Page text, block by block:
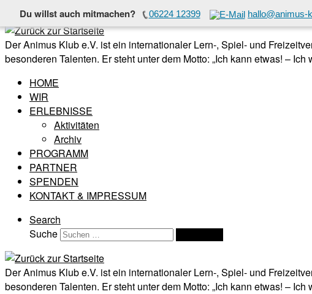
Du willst auch mitmachen? 06224 12399 hallo@animus-
Zum Inhalt springen
Der Animus Klub e.V. ist ein internationaler Lern-, Spiel- und
besonderen Talenten. Er steht unter dem Motto: „Ich kann etwas! –
HOME
WIR
ERLEBNISSE
Aktivitäten
Archiv
PROGRAMM
PARTNER
SPENDEN
KONTAKT & IMPRESSUM
Search
Suche
Der Animus Klub e.V. ist ein internationaler Lern-, Spiel- und
besonderen Talenten. Er steht unter dem Motto: „Ich kann etwas! –